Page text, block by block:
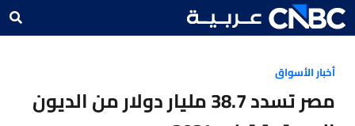
أخبار الأسواق
مصر تسدد 38.7 مليار دولار من الديون